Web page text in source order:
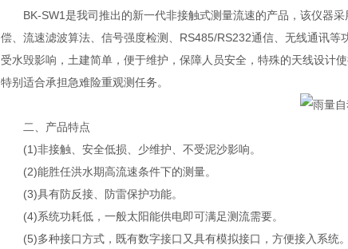
BK-SW1是我司推出的新一代非接触式测量流速的产品，该仪器采
偿、流速滤波算法、信号强度检测、RS485/RS232通信、无线通讯
受水毁影响，土建简单，便于维护，保障人员安全，特殊的天线设计
特别适合承担急难险重观测任务。
二、产品特点
(1)非接触、安全低损、少维护、不受泥沙影响。
(2)能胜任洪水期高流速条件下的测量。
(3)具有防反接、防雷保护功能。
(4)系统功耗低，一般太阳能供电即可满足测流需要。
(5)多种接口方式，既有数字接口又具有模拟接口，方便接入系统。